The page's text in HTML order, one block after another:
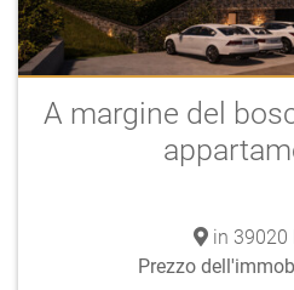
A margine del
in 39020
Prezzo